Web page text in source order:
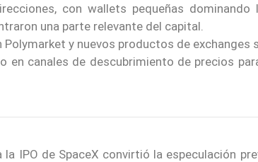
con wallets pequeñas dominando
una parte relevante del capital.
y nuevos productos de exchanges
canales de descubrimiento de precios
IPO de SpaceX convirtió la especulación